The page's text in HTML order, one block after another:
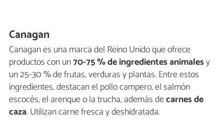
Canagan
Canagan es una marca del Reino Unido que ofrece
productos con un70-75 % de ingredientes animalesy
un 25-30 % de frutas, verduras y plantas. Entre estos
ingredientes, destacan el pollo campero, el salmón
escocés, el arenque o la trucha, además decarnes de
caza. Utilizan carne fresca y deshidratada.